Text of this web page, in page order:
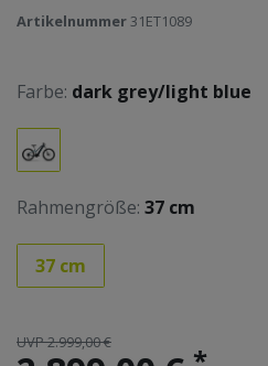
Artikelnummer31ET1089
Farbe: dark grey/light blue
Rahmengröße: 37 cm
37 cm
UVP 2.999,00 €